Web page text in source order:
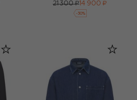
21 300 ₽ 14 900 ₽
-30%